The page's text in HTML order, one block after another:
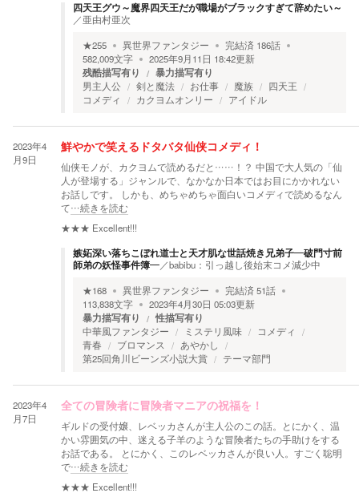
四天王グウ～魔界四天王だが職場がブラックすぎて辞めたい～
／亜由村亜次
★255 異世界ファンタジー 完結済 186話
582,009文字 2025年9月11日 18:42更新
残酷描写有り 暴力描写有り
男主人公 剣と魔法 お仕事 魔族
四天王
コメディ
カクヨムオンリー アイドル
2023年4
月9日
鮮やかで笑えるドタバタ仙侠コメディ！
仙侠モノが、カクヨムで読めるだと……！？ 中国で大人気の「仙
人が登場する」ジャンルで、なかなか日本ではお目にかかれない
お話しです。 しかも、めちゃめちゃ面白いコメディで読めるなん
て…続きを読む
★★★ Excellent!!!
嫉妬深い落ちこぼれ道士と天才肌な世話焼き兄弟子―破門寸前
師弟の妖怪事件簿―／babibu：引っ越し後始末コメ減少中
★168 異世界ファンタジー 完結済51話
113,838文字 2023年4月30日 05:03更新
暴力描写有り 性描写有り
中華風ファンタジー ミステリ風味
コメディ
青春
ブロマンス
あやかし
第25回角川ビーンズ小説大賞
テーマ部門
2023年4
月7日
全ての冒険者に冒険者マニアの祝福を！
ギルドの受付嬢、レベッカさんが主人公のこの話。とにかく、温
かい雰囲気の中、迷える子羊のような冒険者たちの手助けをする
お話である。 とにかく、このレベッカさんが良い人。すごく聡明
で…続きを読む
★★★ Excellent!!!